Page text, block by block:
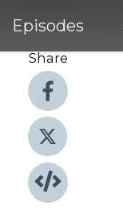
Episodes
Share